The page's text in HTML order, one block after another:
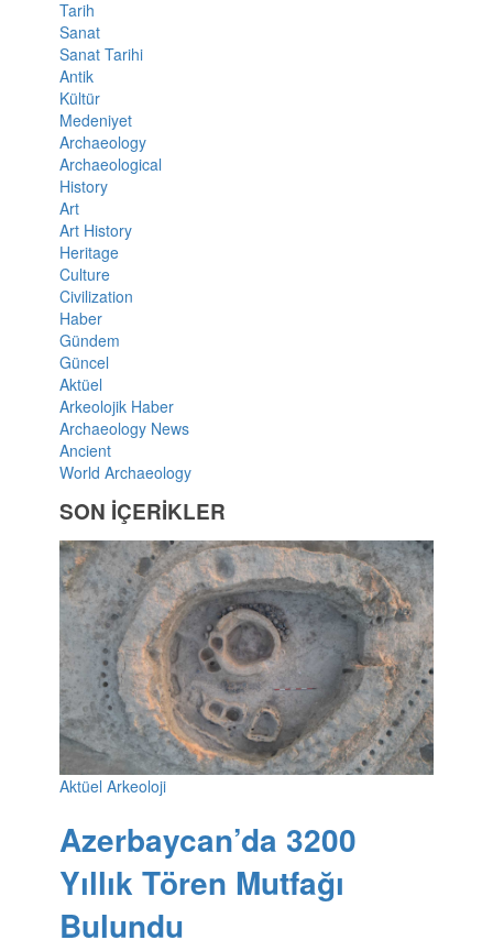
Tarih
Sanat
Sanat Tarihi
Antik
Kültür
Medeniyet
Archaeology
Archaeological
History
Art
Art History
Heritage
Culture
Civilization
Haber
Gündem
Güncel
Aktüel
Arkeolojik Haber
Archaeology News
Ancient
World Archaeology
SON İÇERİKLER
Aktüel Arkeoloji
Azerbaycan’da 3200
Yıllık Tören Mutfağı
Bulundu